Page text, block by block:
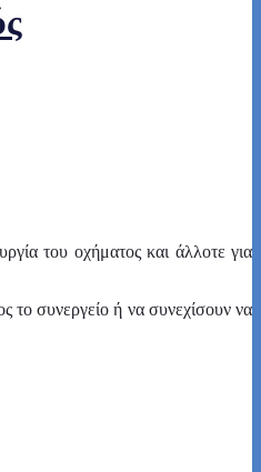
του οχήματος και άλλοτε για
το συνεργείο ή να συνεχίσουν να